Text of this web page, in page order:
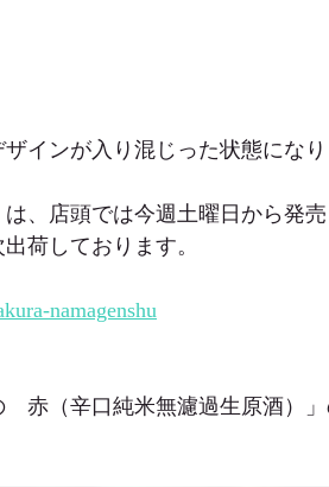
インが入り混じった状態にな
、店頭では今週土曜日から発
荷しております。
namagenshu
赤（辛口純米無濾過生原酒）